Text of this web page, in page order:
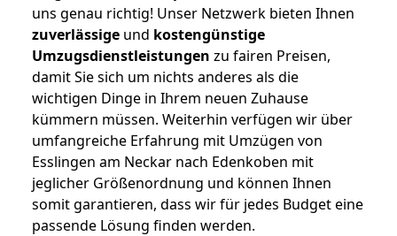
uns genau richtig! Unser Netzwerk bieten Ihnen
zuverlässige und kostengünstige
Umzugsdienstleistungen zu fairen Preisen,
damit Sie sich um nichts anderes als die
wichtigen Dinge in Ihrem neuen Zuhause
kümmern müssen. Weiterhin verfügen wir über
umfangreiche Erfahrung mit Umzügen von
Esslingen am Neckar nach Edenkoben mit
jeglicher Größenordnung und können Ihnen
somit garantieren, dass wir für jedes Budget eine
passende Lösung finden werden.